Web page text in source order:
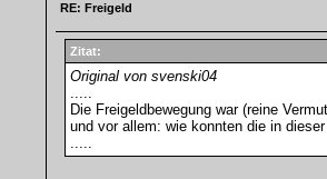
RE: Freigeld
Zitat:
Original von svenski04
.....
Die Freigeldbewegung war (reine
und vor allem: wie konnten die in
.....